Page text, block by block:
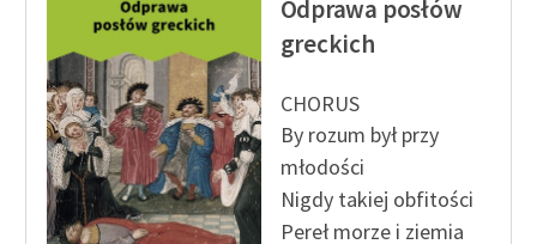
Odprawa posłów
greckich
CHORUS
By rozum był przy
młodości
Nigdy takiej obfitości
Pereł morze i ziemia